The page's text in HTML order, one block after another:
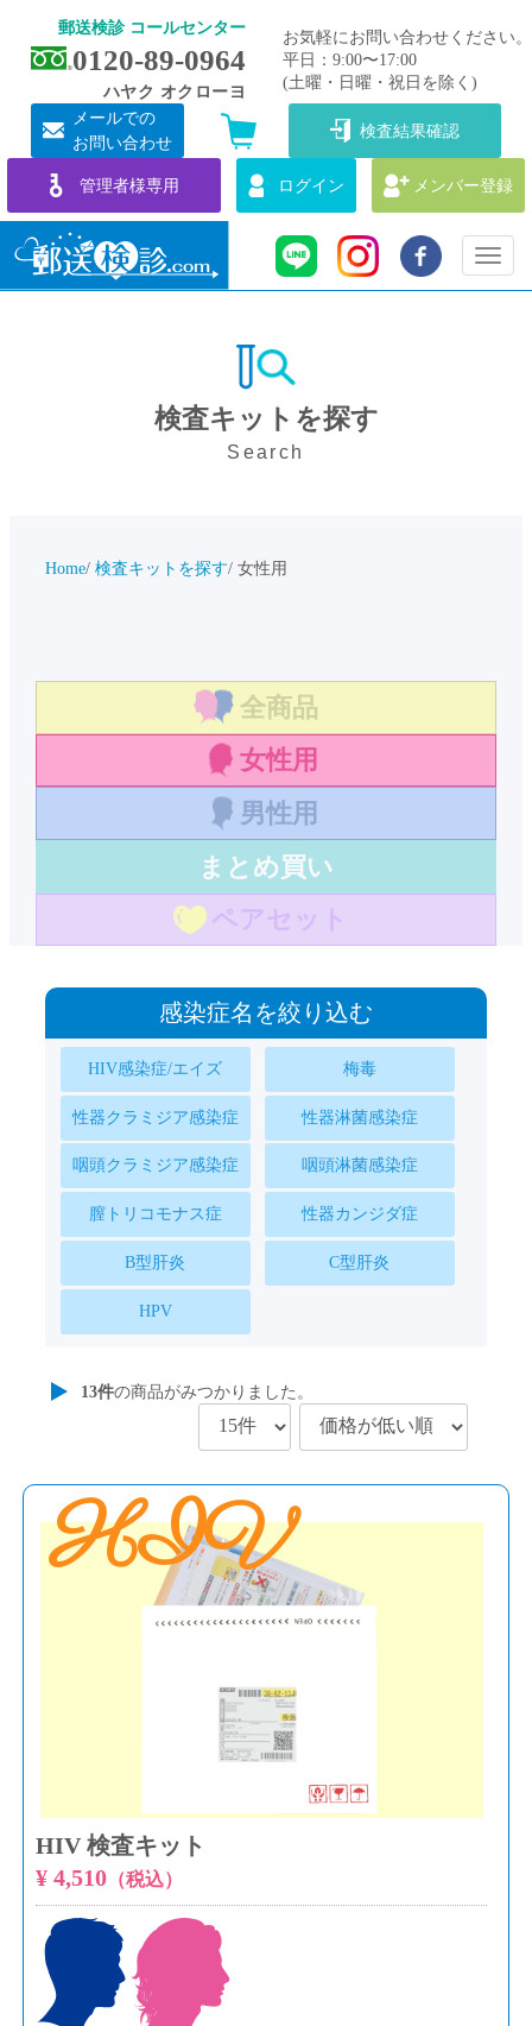
郵送検診 コールセンター
0120-89-0964
ハヤク オクローヨ
お気軽にお問い合わせください。
平日：9:00〜17:00
(土曜・日曜・祝日を除く)
メールでの
お問い合わせ
検査結果確認
管理者様専用 ログイン メンバー登録
Toggle
検査キットを探す
Search
Home 検査キットを探す 女性用
全商品
女性用
男性用
まとめ買い
ペアセット
感染症名を絞り込む
HIV感染症/エイズ 梅毒
性器クラミジア感染症 性器淋菌感染症
咽頭クラミジア感染症 咽頭淋菌感染症
膣トリコモナス症 性器カンジダ症
B型肝炎 C型肝炎
HPV
13件の商品がみつかりました。
HIV
HIV 検査キット
¥ 4,510（税込）